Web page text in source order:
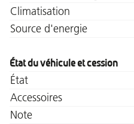
Climatisation
Source d'energie
État du véhicule et cession
État
Accessoires
Note